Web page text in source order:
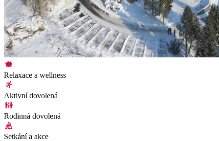
Relaxace a wellness
Aktivní dovolená
Rodinná dovolená
Setkání a akce